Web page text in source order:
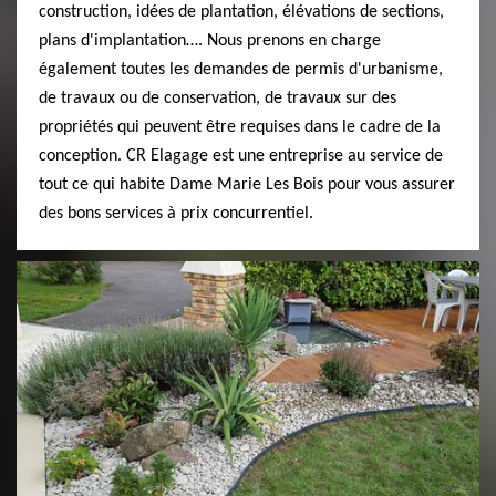
construction, idées de plantation, élévations de sections,
plans d'implantation…. Nous prenons en charge
également toutes les demandes de permis d'urbanisme,
de travaux ou de conservation, de travaux sur des
propriétés qui peuvent être requises dans le cadre de la
conception. CR Elagage est une entreprise au service de
tout ce qui habite Dame Marie Les Bois pour vous assurer
des bons services à prix concurrentiel.